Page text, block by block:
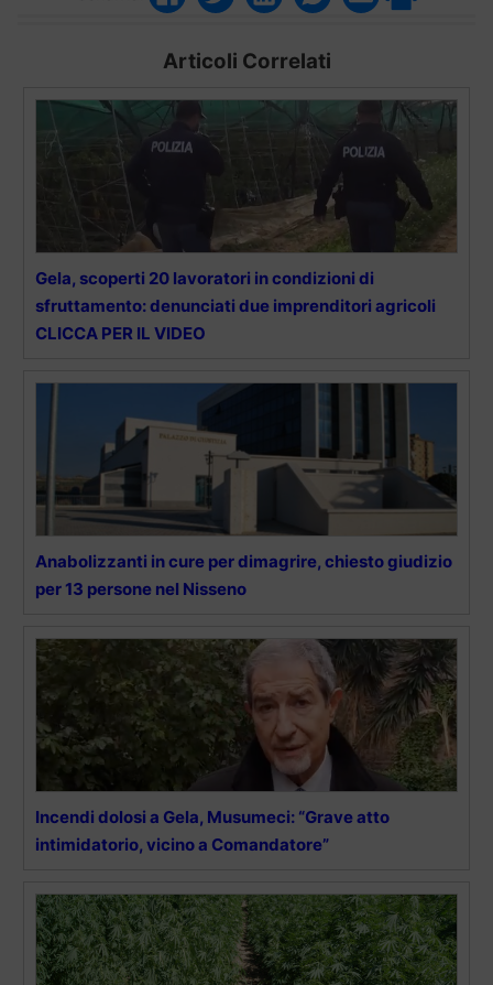
Articoli Correlati
Gela, scoperti 20 lavoratori in condizioni di
sfruttamento: denunciati due imprenditori agricoli
CLICCA PER IL VIDEO
Anabolizzanti in cure per dimagrire, chiesto giudizio
per 13 persone nel Nisseno
Incendi dolosi a Gela, Musumeci: “Grave atto
intimidatorio, vicino a Comandatore”